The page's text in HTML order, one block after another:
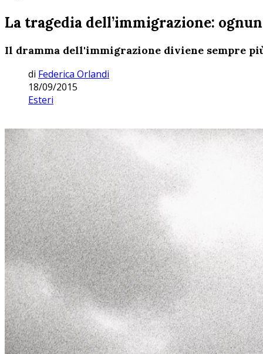
La tragedia dell’immigrazione:
Il dramma dell'immigrazione diviene sempre
di Federica Orlandi
18/09/2015
Esteri